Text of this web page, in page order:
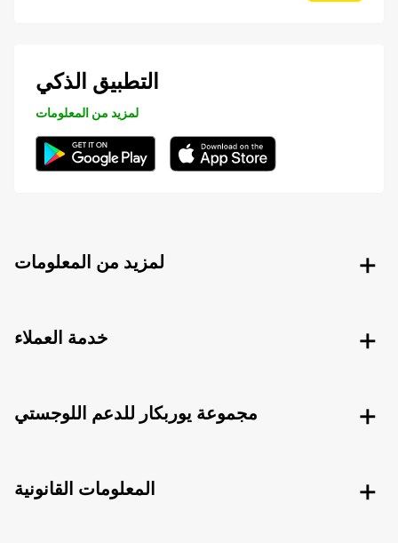
التطبيق الذكي
لمزيد من المعلومات
لمزيد من المعلومات
خدمة العملاء
مجموعة يوربكار للدعم اللوجستي
المعلومات القانونية